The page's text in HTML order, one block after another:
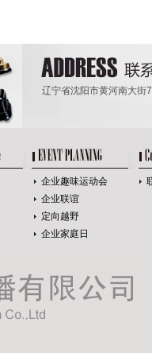
辽宁省沈阳市黄河南大街
企业趣味运动会
企业联谊
定向越野
企业家庭日